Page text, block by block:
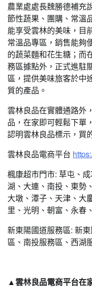
農業處處長魏勝德補充
節性蔬果、團購、常溫
能享受雲林的美味，目
常溫品專區，銷售能夠
的蔬菜麵和花生糖；而
務區據點外，正式進駐
區，提供美味旅客於中
質的產品。
雲林良品在實體通路外
品，在家即可輕鬆下單
認明雲林良品標示，買
雲林良品電商平台
楓康超市門市: 草屯、
湖、大連、南投、東勢
大墩、潭子、天津、大
里、光明、朝富、永春
新東陽國道服務區: 新
區、南投服務區、西湖
▲雲林良品電商平台在